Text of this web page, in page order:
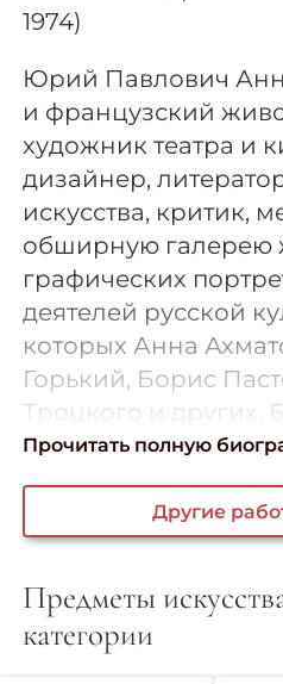
1974)
Юрий Павлович
и французский
художник театра и
дизайнер,
искусства, критик,
обширную галерею
графических
деятелей русской
которых Анна
Горький, Борис
Троцкого и других.
Прочитать полную
Другие
Предметы
категории